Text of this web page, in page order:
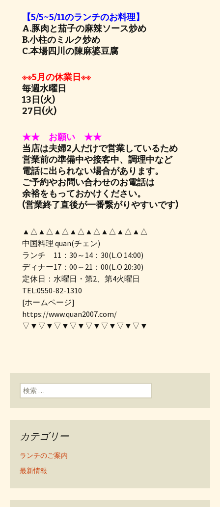
【5/5~5/11のランチのお料理】
A.豚肉と茄子の麻辣ソース炒め
B.小柱のミルク炒め
C.本場四川の陳麻婆豆腐
※※5月の休業日※※
毎週水曜日
13日(火)
27日(火)
★★ お願い ★★
当店は夫婦2人だけで営業しているため
営業前の準備中や接客中、調理中など
電話に出られない場合があります。
ご予約やお問い合わせのお電話は
余裕をもっておかけください。
(営業終了直後が一番繋がりやすいです)
▲△▲△▲△▲△▲△▲△▲△▲△
中国料理 quan(チェン)
ランチ 11：30～14：30(L.O 14:00)
ディナー17：00～21：00(L.O 20:30)
定休日：水曜日・第2、第4火曜日
TEL:0550-82-1310
[ホームページ]
https://www.quan2007.com/
▽▼▽▼▽▼▽▼▽▼▽▼▽▼▽▼
検索:
カテゴリー
ランチのご案内
最新情報